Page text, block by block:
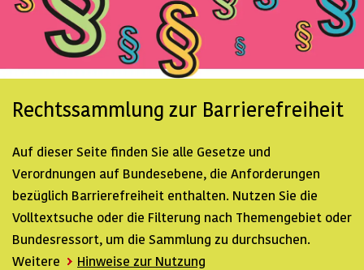
Rechtssammlung zur Barrierefreiheit
Auf dieser Seite finden Sie alle Gesetze und
Verordnungen auf Bundesebene, die Anforderungen
bezüglich Barrierefreiheit enthalten. Nutzen Sie die
Volltextsuche oder die Filterung nach Themengebiet oder
Bundesressort, um die Sammlung zu durchsuchen.
Weitere
Hinweise zur Nutzung